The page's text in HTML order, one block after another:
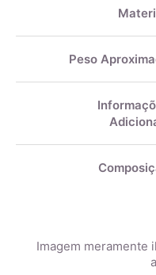
Peso
Imagem meramente